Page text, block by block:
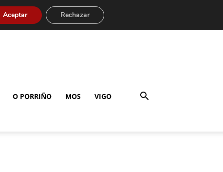
O PORRIÑO MOS VIGO
Aceptar Rechazar